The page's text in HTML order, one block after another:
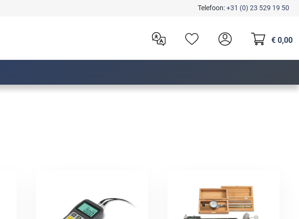
Telefoon:+31 (0) 23 529 19 50
€ 0,00